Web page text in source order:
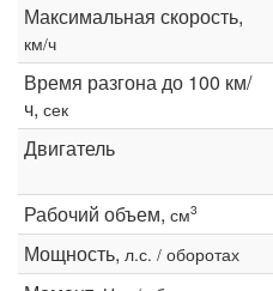
Максимальная скорость,
км/ч
Время разгона до 100 км/
ч, сек
Двигатель
Рабочий объем, см3
Мощность, л.с. / оборотах